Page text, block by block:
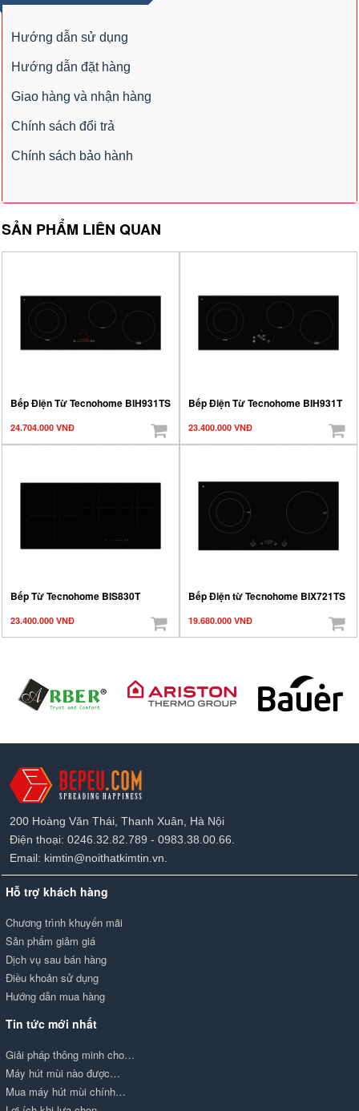
Hướng dẫn sử dụng
Hướng dẫn đặt hàng
Giao hàng và nhận hàng
Chính sách đổi trả
Chính sách bảo hành
SẢN PHẨM LIÊN QUAN
Bếp Điện Từ Tecnohome BIH931TS
24.704.000 VNĐ
Bếp Điện Từ Tecnohome BIH931T
23.400.000 VNĐ
Bếp Từ Tecnohome BIS830T
23.400.000 VNĐ
Bếp Điện từ Tecnohome BIX721TS
19.680.000 VNĐ
200 Hoàng Văn Thái, Thanh Xuân, Hà Nội
Điện thoại: 0246.32.82.789 - 0983.38.00.66.
Email: kimtin@noithatkimtin.vn.
Hỗ trợ khách hàng
Chương trình khuyến mãi
Sản phẩm giảm giá
Dịch vụ sau bán hàng
Điều khoản sử dụng
Hướng dẫn mua hàng
Tin tức mới nhất
Giải pháp thông minh cho…
Máy hút mùi nào được…
Mua máy hút mùi chính…